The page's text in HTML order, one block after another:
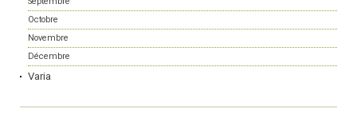
Octobre
Novembre
Décembre
Varia